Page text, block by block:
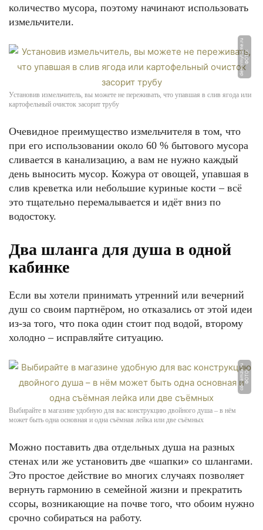
количество мусора, поэтому начинают использовать
измельчители.
Ф
О
Т
О:
d
e
k
o
r
m
y
h
o
m
e.
r
u
Установив измельчитель, вы можете не переживать, что упавшая в слив ягода или
картофельный очисток засорит трубу
Очевидное преимущество измельчителя в том, что
при его использовании около 60 % бытового мусора
сливается в канализацию, а вам не нужно каждый
день выносить мусор. Кожура от овощей, упавшая в
слив креветка или небольшие куриные кости – всё
это тщательно перемалывается и идёт вниз по
водостоку.
Два шланга для душа в одной
кабинке
Если вы хотели принимать утренний или вечерний
душ со своим партнёром, но отказались от этой идеи
из-за того, что пока один стоит под водой, второму
холодно – исправляйте ситуацию.
Ф
О
Т
О:
c
d
n.
a
m
z
u.
r
u
Выбирайте в магазине удобную для вас конструкцию двойного душа – в нём
может быть одна основная и одна съёмная лейка или две съёмных
Можно поставить два отдельных душа на разных
стенах или же установить две «шапки» со шлангами.
Это простое действие во многих случаях позволяет
вернуть гармонию в семейной жизни и прекратить
ссоры, возникающие на почве того, что обоим нужно
срочно собираться на работу.